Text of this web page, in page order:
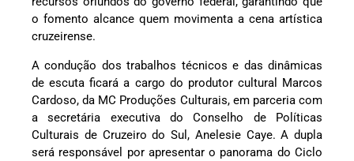
o fomento alcance quem movimenta a cena artística
cruzeirense.
A condução dos trabalhos técnicos e das dinâmicas
de escuta ficará a cargo do produtor cultural Marcos
Cardoso, da MC Produções Culturais, em parceria com
a secretária executiva do Conselho de Políticas
Culturais de Cruzeiro do Sul, Anelesie Caye. A dupla
será responsável por apresentar o panorama do Ciclo